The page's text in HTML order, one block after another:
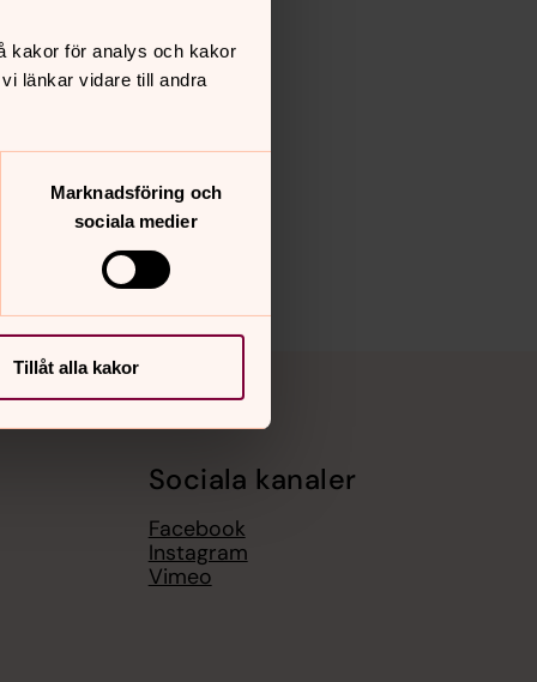
kakor för analys och kakor
länkar vidare till andra
Marknadsföring och
sociala medier
Tillåt alla kakor
Sociala kanaler
Facebook
Instagram
Vimeo